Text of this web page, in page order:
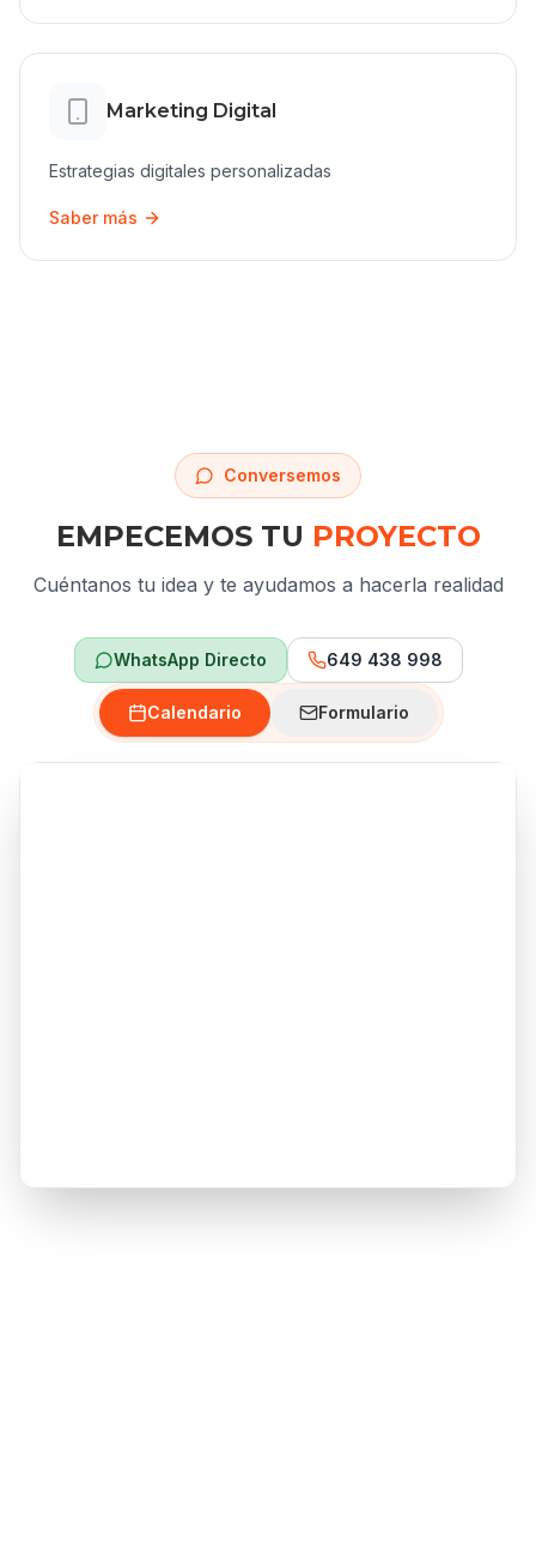
Marketing Digital
Estrategias digitales personalizadas
Saber más
Conversemos
EMPECEMOS TU PROYECTO
Cuéntanos tu idea y te ayudamos a hacerla realidad
Calendario Formulario
WhatsApp Directo 649 438 998